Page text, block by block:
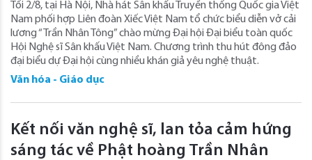
Tối 2/8, tại Hà Nội, Nhà hát Sân khấu Truyền thống Quốc gia Việt
Nam phối hợp Liên đoàn Xiếc Việt Nam tổ chức biểu diễn vở cải
lương “Trần Nhân Tông” chào mừng Đại hội Đại biểu toàn quốc
Hội Nghệ sĩ Sân khấu Việt Nam. Chương trình thu hút đông đảo
đại biểu dự Đại hội cùng nhiều khán giả yêu nghệ thuật.
Văn hóa - Giáo dục
Kết nối văn nghệ sĩ, lan tỏa cảm hứng
sáng tác về Phật hoàng Trần Nhân